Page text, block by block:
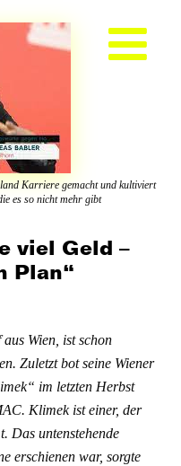
Karriere gemacht und kultiviert
es so nicht mehr gibt
viel Geld –
Plan“
Wien, ist schon
Zuletzt bot seine Wiener
im letzten Herbst
Klimek ist einer, der
Das untenstehende
erschienen war, sorgte